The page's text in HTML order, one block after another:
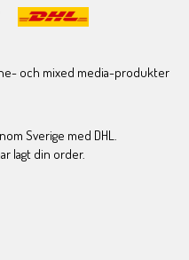
och mixed media-produkter
Sverige med DHL.
lagt din order.